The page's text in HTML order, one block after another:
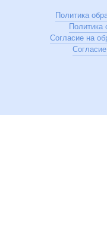
Политика
Политика
Согласие на